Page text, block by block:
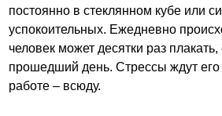
постоянно в стеклянном кубе или
успокоительных. Ежедневно
человек может десятки раз плакать,
прошедший день. Стрессы ждут его
работе – всюду.